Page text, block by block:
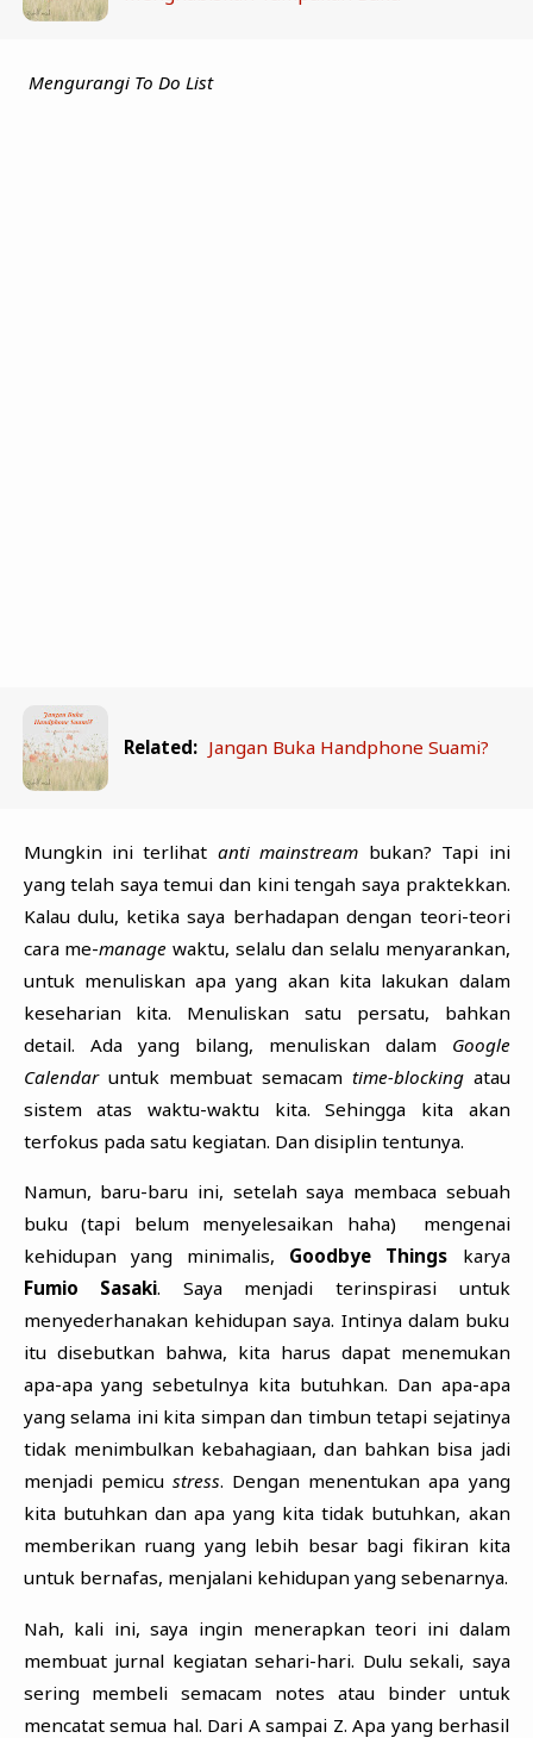
Mengurangi To Do List
Related: Jangan Buka Handphone Suami?
Mungkin ini terlihat anti mainstream bukan? Tapi ini
yang telah saya temui dan kini tengah saya praktekkan.
Kalau dulu, ketika saya berhadapan dengan teori-teori
cara me-manage waktu, selalu dan selalu menyarankan,
untuk menuliskan apa yang akan kita lakukan dalam
keseharian kita. Menuliskan satu persatu, bahkan
detail. Ada yang bilang, menuliskan dalam Google
Calendaruntuk membuat semacam time-blockingatau
sistem atas waktu-waktu kita. Sehingga kita akan
terfokus pada satu kegiatan. Dan disiplin tentunya.
Namun, baru-baru ini, setelah saya membaca sebuah
buku (tapi belum menyelesaikan haha) mengenai
kehidupan yang minimalis, Goodbye Things karya
Fumio Sasaki. Saya menjadi terinspirasi untuk
menyederhanakan kehidupan saya. Intinya dalam buku
itu disebutkan bahwa, kita harus dapat menemukan
apa-apa yang sebetulnya kita butuhkan. Dan apa-apa
yang selama ini kita simpan dan timbun tetapi sejatinya
tidak menimbulkan kebahagiaan, dan bahkan bisa jadi
menjadi pemicu stress. Dengan menentukan apa yang
kita butuhkan dan apa yang kita tidak butuhkan, akan
memberikan ruang yang lebih besar bagi fikiran kita
untuk bernafas, menjalani kehidupan yang sebenarnya.
Nah, kali ini, saya ingin menerapkan teori ini dalam
membuat jurnal kegiatan sehari-hari. Dulu sekali, saya
sering membeli semacam notes atau binder untuk
mencatat semua hal. Dari A sampai Z. Apa yang berhasil